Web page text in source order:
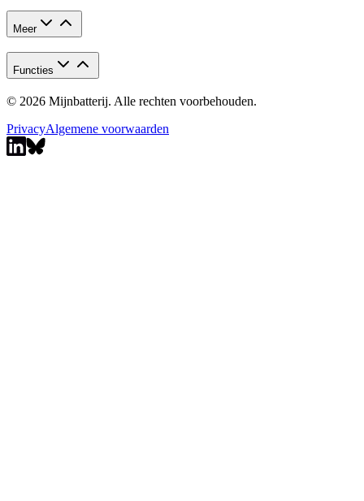
Meer
Functies
© 2026 Mijnbatterij. Alle rechten voorbehouden.
PrivacyAlgemene voorwaarden